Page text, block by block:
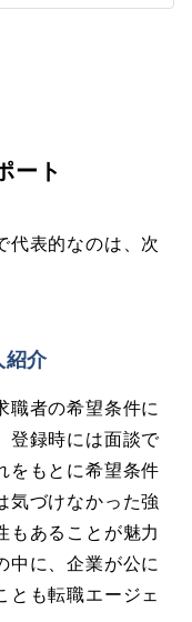
ート
代表的なのは、次
紹介
職者の希望条件に
登録時には面談で
をもとに希望条件
気づけなかった強
もあることが魅力
中に、企業が公に
とも転職エージェ